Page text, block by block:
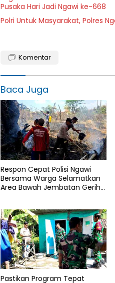
Pusaka Hari Jadi Ngawi ke-668
Polri Untuk Masyarakat, Polres
Komentar
Baca Juga
Respon Cepat Polisi Ngawi
Bersama Warga Selamatkan
Area Bawah Jembatan Gerih
Pastikan Program Tepat